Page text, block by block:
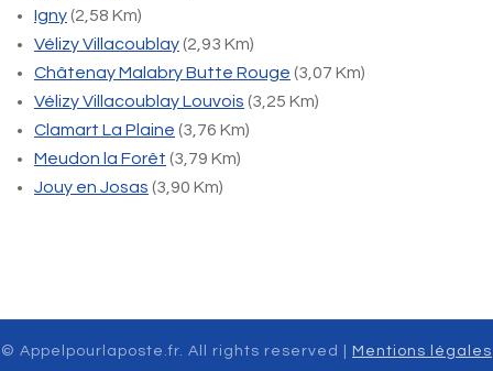
Igny(2,58 Km)
Vélizy Villacoublay(2,93 Km)
Châtenay Malabry Butte Rouge (3,07 Km)
Vélizy Villacoublay Louvois (3,25 Km)
Clamart La Plaine (3,76 Km)
Meudon la Forêt (3,79 Km)
Jouy en Josas (3,90 Km)
© Appelpourlaposte.fr. All rights reserved | Mentions légales